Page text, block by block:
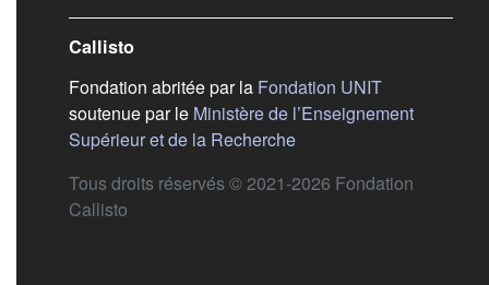
Callisto
Fondation abritée par la Fondation UNIT(s'ouvre
soutenue par le Ministère de l’Enseignement
Supérieur et de la Recherche(s'ouvre dans un nouvel
Tous droits réservés © 2021-2026 Fondation
Callisto